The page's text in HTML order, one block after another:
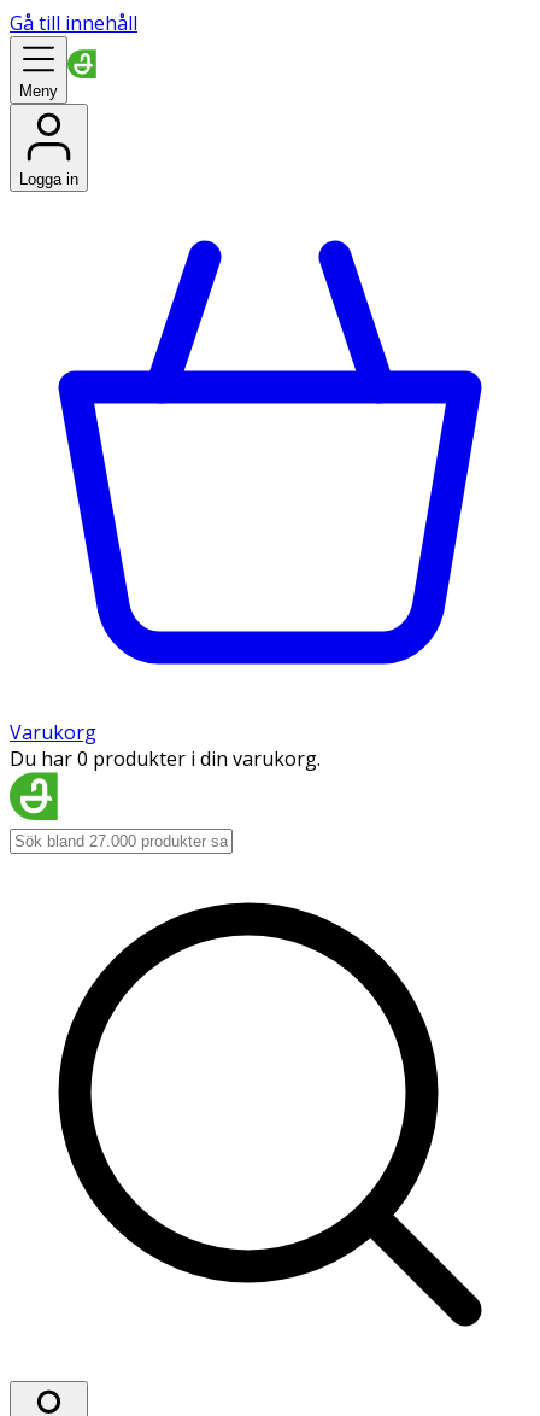
Gå till innehåll
Meny
Logga in
Varukorg
Du har 0 produkter i din varukorg.